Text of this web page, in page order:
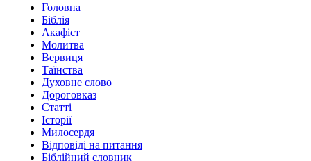
Головна
Біблія
Акафіст
Молитва
Вервиця
Таїнства
Духовне слово
Дороговказ
Cтатті
Історії
Милосердя
Відповіді на питання
Біблійний словник